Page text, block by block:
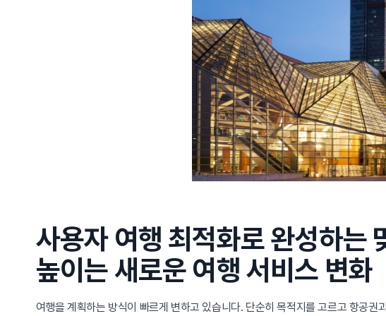
정부지원사업
사용자 여행 최적화로 완성하는
높이는 새로운 여행 서비스 변화
여행을 계획하는 방식이 빠르게 변하고 있습니다. 단순히 목적지를 고르고 항공권